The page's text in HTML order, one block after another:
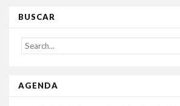
BUSCAR
SEARCH
FOR...
AGENDA